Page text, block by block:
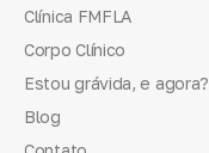
Clínica FMFLA
Corpo Clínico
Estou grávida, e agora?
Blog